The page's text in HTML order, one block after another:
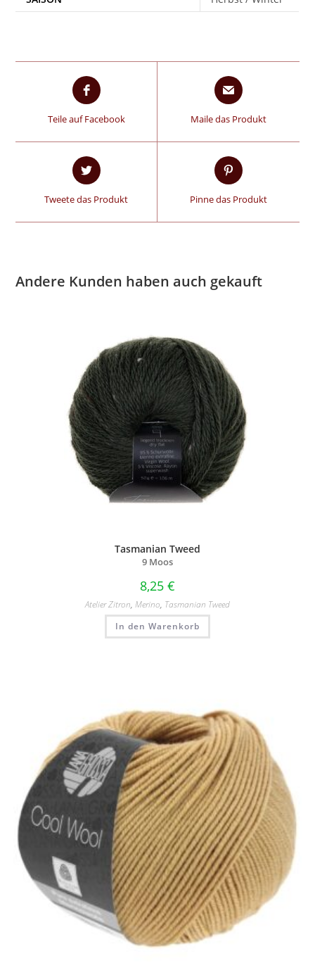
Teile auf Facebook Maile das Produkt
Tweete das Produkt Pinne das Produkt
Andere Kunden haben auch gekauft
Tasmanian Tweed
9 Moos
8,25 €
Atelier Zitron, Merino, Tasmanian Tweed
In den Warenkorb